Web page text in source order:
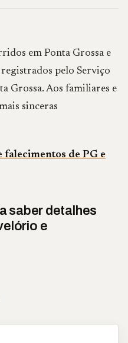
em Ponta Grossa e
pelo Serviço
Grossa. Aos familiares e
sinceras
falecimentos de PG e
saber detalhes
e